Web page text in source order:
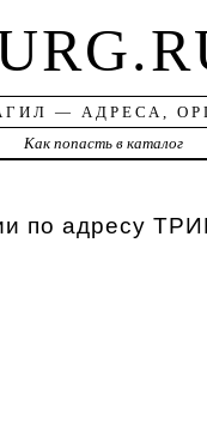
— АДРЕСА,
Как попасть в каталог
по адресу